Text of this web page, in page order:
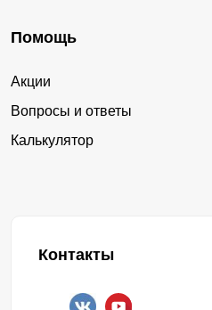
Помощь
Акции
Вопросы и ответы
Калькулятор
Контакты